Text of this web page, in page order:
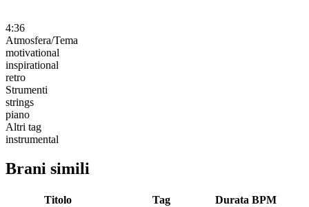
4:36
Atmosfera/Tema
motivational
inspirational
retro
Strumenti
strings
piano
Altri tag
instrumental
Brani simili
Titolo Tag Durata BPM